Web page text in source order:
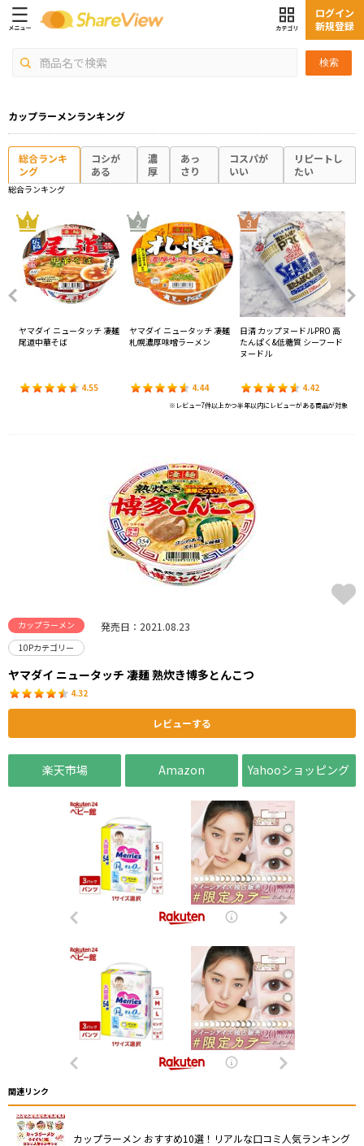
検索
ログイン
新規登録
カップラーメンランキング
総合ランキ
ング
コシが
ある
濃
厚
あっ
さり
コスパが
いい
リピートし
たい
総合ランキング
1
ヤマダイ ニュータッチ 凄麺
尾道中華そば
4.55
2
ヤマダイ ニュータッチ 凄麺
札幌濃厚味噌ラーメン
4.44
3
日清 カップヌードルPRO 高
たんぱく&低糖質 シーフード
ヌードル
4.42
※レビュー7件以上かつ半年以内にレビューがある商品が対象
カップラーメン 発売日：2021.08.23
10Pカテゴリー
ヤマダイ ニュータッチ 凄麺 熟炊き博多とんこつ
4.32
レビューする
楽天市場 Amazon Yahooショッピング
関連リンク
カップラーメン おすすめ10選！リアルな口コミ人気ランキング